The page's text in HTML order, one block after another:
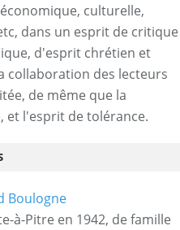
culturelle,
dans un esprit de critique
d'esprit chrétien et
collaboration des lecteurs
de même que la
et l'esprit de tolérance.
à-Pitre en 1942, de famille